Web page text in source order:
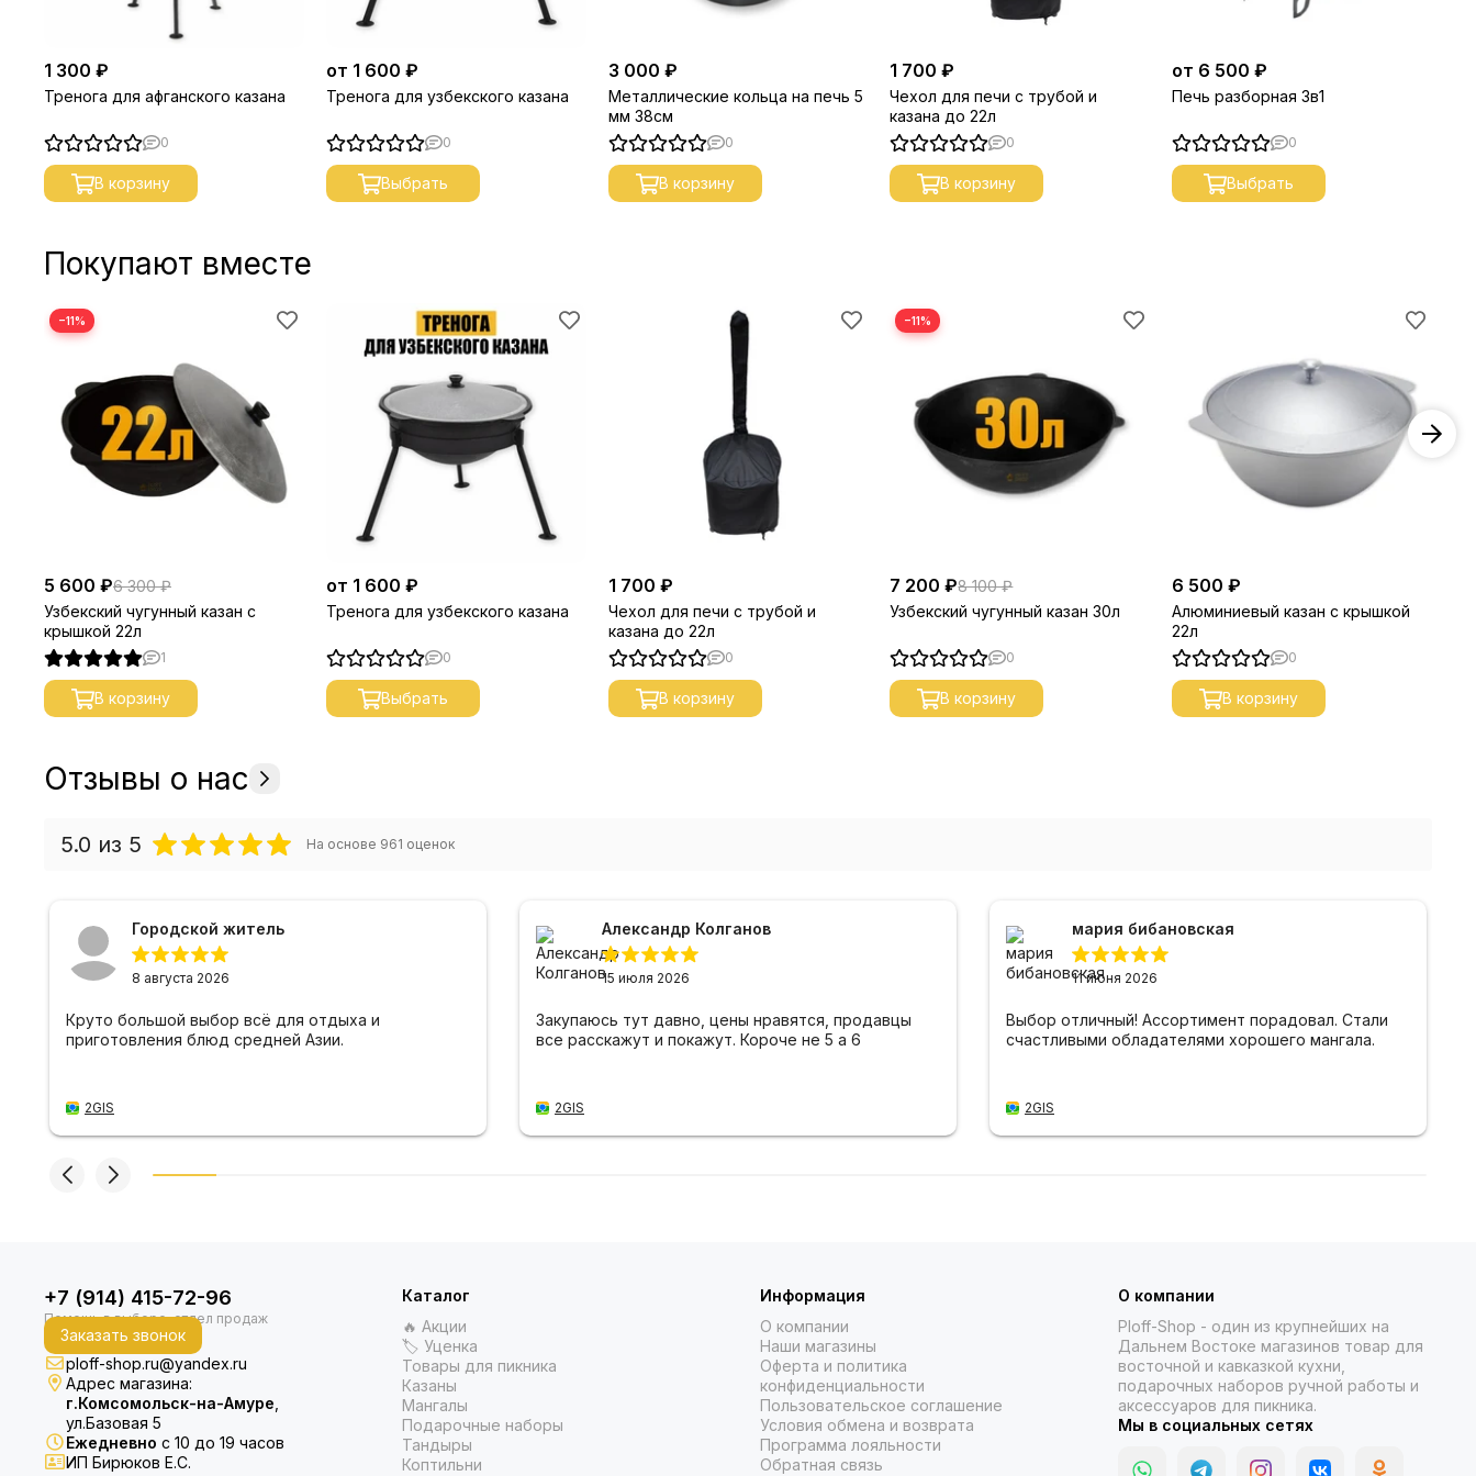
1 300 ₽
Тренога для афганского казана
0
В корзину
от 1 600 ₽
Тренога для узбекского казана
0
Выбрать
3 000 ₽
Металлические кольца на печь 5
мм 38см
0
В корзину
1 700 ₽
Чехол для печи с трубой и
казана до 22л
0
В корзину
от 6 500 ₽
Печь разборная 3в1
0
Выбрать
Покупают вместе
−11%
5 600 ₽6 300 ₽
Узбекский чугунный казан с
крышкой 22л
1
В корзину
от 1 600 ₽
Тренога для узбекского казана
0
Выбрать
1 700 ₽
Чехол для печи с трубой и
казана до 22л
0
В корзину
−11%
7 200 ₽8 100 ₽
Узбекский чугунный казан 30л
0
В корзину
6 500 ₽
Алюминиевый казан с крышкой
22л
0
В корзину
Отзывы о нас
5.0 из 5 На основе 961 оценок
Городской житель
8 августа 2026
Круто большой выбор всё для отдыха и
приготовления блюд средней Азии.
2GIS
Александр Колганов
15 июля 2026
Закупаюсь тут давно, цены нравятся, продавцы
все расскажут и покажут. Короче не 5 а 6
2GIS
мария бибановская
11 июня 2026
Выбор отличный! Ассортимент порадовал. Стали
счастливыми обладателями хорошего мангала.
2GIS
+7 (914) 415-72-96
Заказать звонок
ploff-shop.ru@yandex.ru
Адрес магазина:
г.Комсомольск-на-Амуре
ул.Базовая 5
Ежедневно с 10 до 19 часов
ИП Бирюков Е.С.
Каталог
🔥 Акции
🏷 Уценка
Товары для пикника
Казаны
Мангалы
Подарочные наборы
Тандыры
Коптильни
Информация
О компании
Наши магазины
Оферта и политика
конфиденциальности
Пользовательское соглашение
Условия обмена и возврата
Программа лояльности
Обратная связь
О компании
Ploff-Shop - один из крупнейших на
Дальнем Востоке магазинов товар для
восточной и кавказкой кухни,
подарочных наборов ручной работы и
аксессуаров для пикника.
Мы в социальных сетях